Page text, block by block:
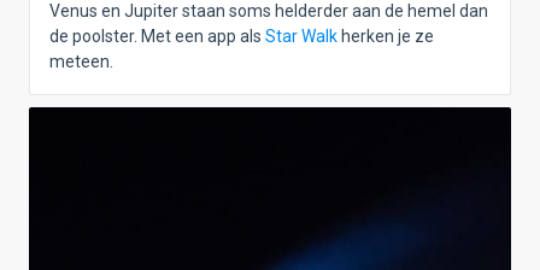
Venus en Jupiter staan soms helderder aan de hemel dan
de poolster. Met een app als Star Walk herken je ze
meteen.